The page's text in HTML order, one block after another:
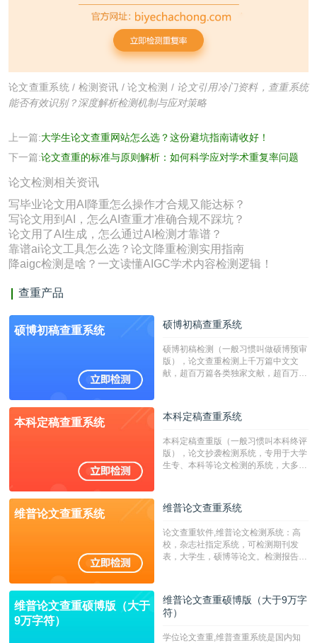
论文查重系统/ 检测资讯 /论文检测 / 论文引用冷门资料，查重系统
能否有效识别？深度解析检测机制与应对策略
上一篇:大学生论文查重网站怎么选？这份避坑指南请收好！
下一篇:论文查重的标准与原则解析：如何科学应对学术重复率问题
论文检测相关资讯
写毕业论文用AI降重怎么操作才合规又能达标？
写论文用到AI，怎么AI查重才准确合规不踩坑？
论文用了AI生成，怎么通过AI检测才靠谱？
靠谱ai论文工具怎么选？论文降重检测实用指南
降aigc检测是啥？一文读懂AIGC学术内容检测逻辑！
查重产品
硕博初稿查重系统 硕博初稿查重系统
硕博初稿检测（一般习惯叫做硕博预审
版），论文查重检测上千万篇中文文
献，超百万篇各类独家文献，超百万港
校用来检测硕博论文的系统，检测范围
广，数据来源真实，检测算法合理!本
字符数30万）
本科定稿查重系统 本科定稿查重系统
本科定稿查重版（一般习惯叫本科终评
版），论文抄袭检测系统，专用于大学
生专、本科等论文检测的系统，大多数
维普论文查重系统 维普论文查重系统
论文查重软件,维普论文检测系统：高
校，杂志社指定系统，可检测期刊发
表，大学生，硕博等论文。检测报告支
维普论文查重硕博版（大于
9万字符）
维普论文查重硕博版（大于9万字
符）
学位论文查重,维普查重系统是国内知